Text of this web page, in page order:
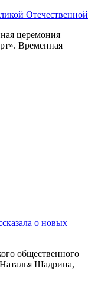
Отечественной
церемония
Временная
о новых
общественного
Шадрина,